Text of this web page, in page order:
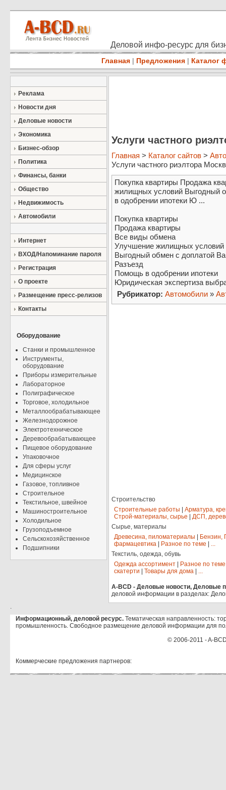
Деловой инфо-ресурс для
Главная | Предложения | Каталог
Реклама
Новости дня
Деловые новости
Экономика
Бизнес-обзор
Политика
Финансы, банки
Общество
Недвижимость
Автомобили
Интернет
ВХОД/Напоминание пароля
Регистрация
О проекте
Размещение пресс-релизов
Контакты
Оборудование
Станки и промышленное
Инструменты,
оборудование
Приборы измерительные
Лабораторное
Полиграфическое
Торговое, холодильное
Металлообрабатывающее
Железнодорожное
Электротехническое
Деревообрабатывающее
Пищевое оборудование
Упаковочное
Для сферы услуг
Медицинское
Газовое, топливное
Строительное
Текстильное, швейное
Машиностроительное
Холодильное
Грузоподъемное
Сельскохозяйственное
Подшипники
Услуги частного
Главная > Каталог сайтов >
Услуги частного риэлтора
Покупка квартиры Продажа
жилищных условий Выгодный
в одобрении ипотеки Ю ...
Покупка квартиры
Продажа квартиры
Все виды обмена
Улучшение жилищных условий
Выгодный обмен с доплатой
Разъезд
Помощь в одобрении ипотеки
Юридическая экспертиза
Рубрикатор: Автомобили »
Строительство
Строительные работы
Арматура,
Строй-материалы, сырье
ДСП,
Сырье, материалы
Древесина, пиломатериалы
Бензин,
фармацевтика
Разное по теме
...
Текстиль, одежда, обувь
Одежда ассортимент
Разное по теме
скатерти
Товары для дома ...
A-BCD - Деловые новости, Деловые
деловой информации в разделах:
.
Информационный, деловой ресурс. Тематическая направленность:
промышленность. Свободное размещение деловой информации для
© 2006-2011 - A-
Коммерческие предложения партнеров: